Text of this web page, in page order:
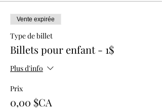
Vente expirée
Type de billet
Billets pour enfant - 1$
Plus d'info
Prix
0,00 $CA